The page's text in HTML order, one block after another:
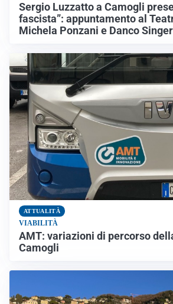
Sergio Luzzatto a Camogli
fascista”: appuntamento al
Michela Ponzani e Danco Singer
ATTUALITÀ
VIABILITÀ
AMT: variazioni di percorso
Camogli